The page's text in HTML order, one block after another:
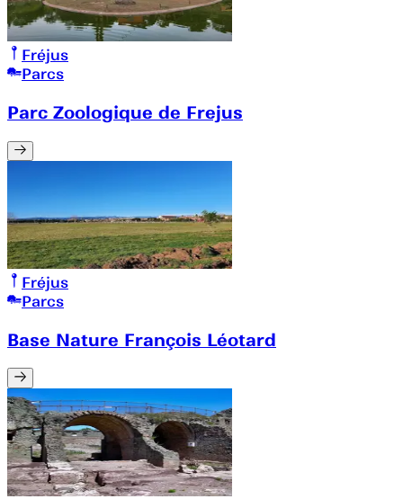
Fréjus
Parcs
Parc Zoologique de Frejus
Fréjus
Parcs
Base Nature François Léotard